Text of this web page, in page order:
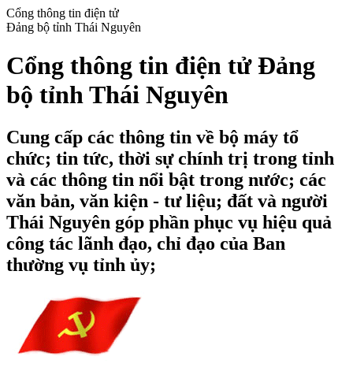
Cổng thông tin điện tử
Đảng bộ tỉnh Thái Nguyên
Cổng thông tin điện tử Đảng
bộ tỉnh Thái Nguyên
Cung cấp các thông tin về bộ máy tổ
chức; tin tức, thời sự chính trị trong tỉnh
và các thông tin nổi bật trong nước; các
văn bản, văn kiện - tư liệu; đất và người
Thái Nguyên góp phần phục vụ hiệu quả
công tác lãnh đạo, chỉ đạo của Ban
thường vụ tỉnh ủy;